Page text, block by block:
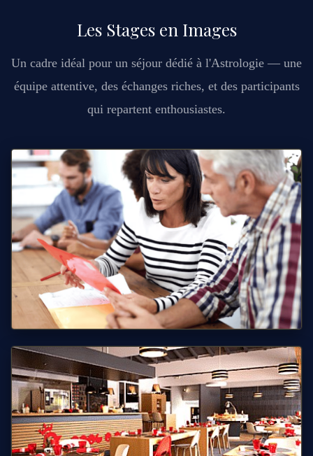
Les Stages en Images
Un cadre idéal pour un séjour dédié à l'Astrologie — une
équipe attentive, des échanges riches, et des participants
qui repartent enthousiastes.